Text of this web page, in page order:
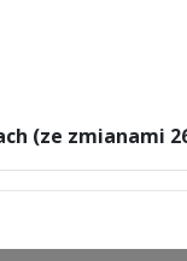
(ze zmianami